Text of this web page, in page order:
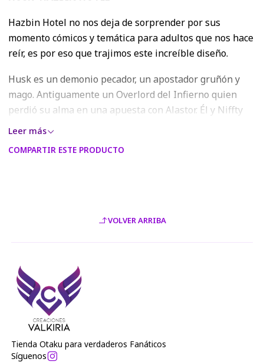
Hazbin Hotel no nos deja de sorprender por sus
momento cómicos y temática para adultos que nos hace
reír, es por eso que trajimos este increíble diseño.
Husk es un demonio pecador, un apostador gruñón y
mago. Antiguamente un Overlord del Infierno quien
perdió su alma en una apuesta con Alastor. Él y Niffty
fueron invocados por Alastor y, actualmente, trabaja en
mismo.
- Los colores del estampado podrán variar con respecto
debido a la resolución RGB de las pantallas móviles y
monitores.
Leer más
COMPARTIR ESTE PRODUCTO
VOLVER ARRIBA
Tienda Otaku para verdaderos Fanáticos
Síguenos